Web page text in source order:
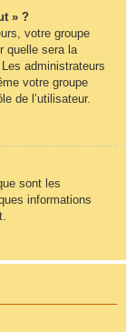
» ?
votre groupe
quelle sera la
administrateurs
votre groupe
de l’utilisateur.
sont les
informations